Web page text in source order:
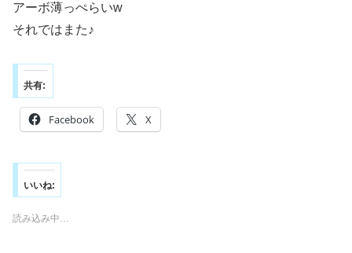
アーボ薄っぺらいw
それではまた♪
共有:
Facebook X
いいね:
読み込み中…